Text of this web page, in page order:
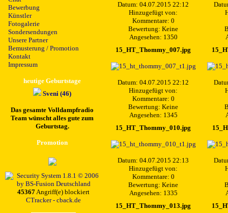
Bewerbung
Künstler
Fotogalerie
Sondersendungen
Unsere Partner
Bemusterung / Promotion
Kontakt
Impressum
heutige Geburtstage
Sveni (46)
Das gesamte Volldampfradio
Team wünscht alles gute zum
Geburtstag.
Promotion
45367Angriff(e) blockiert
CTracker - cback.de
Datum: 04.07.2015 22:12
Hinzugefügt von:
Kommentare: 0
Bewertung: Keine
Angesehen: 1350
15_HT_Thommy_007.jpg
Datum: 04.07.2015 22:12
Hinzugefügt von:
Kommentare: 0
Bewertung: Keine
Angesehen: 1345
15_HT_Thommy_010.jpg
Datum: 04.07.2015 22:13
Hinzugefügt von:
Kommentare: 0
Bewertung: Keine
Angesehen: 1335
15_HT_Thommy_013.jpg